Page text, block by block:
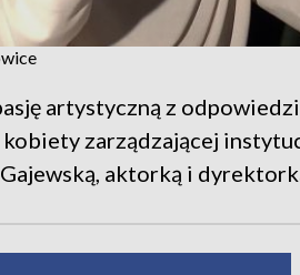
artystyczną z
kobiety zarządzającej
aktorką i